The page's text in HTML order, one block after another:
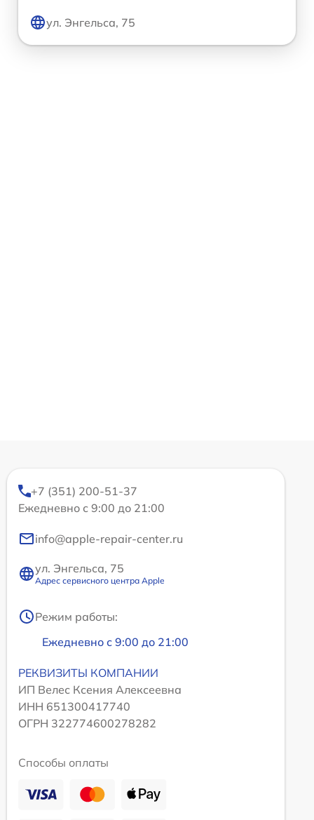
ул. Энгельса, 75
+7 (351) 200-51-37
Ежедневно с 9:00 до 21:00
info@apple-repair-center.ru
ул. Энгельса, 75
Адрес сервисного центра Apple
Режим работы:
Ежедневно с 9:00 до 21:00
РЕКВИЗИТЫ КОМПАНИИ
ИП Велес Ксения Алексеевна
ИНН 651300417740
ОГРН 322774600278282
Способы оплаты